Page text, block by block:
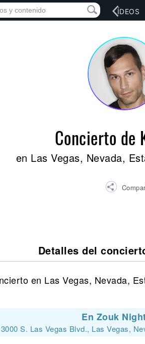
RED SOCIAL MÚSICA VÍDEOS
Concierto de
en Las Vegas, Nevada,
Detalles del
en Las Vegas, Nevada,
En Zouk
3000 S. Las Vegas Blvd., Las Vegas,